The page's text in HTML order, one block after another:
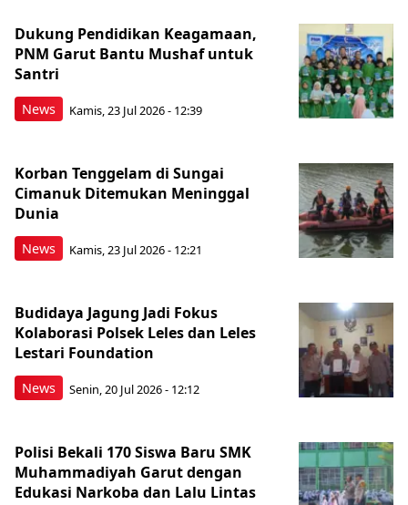
News
Dukung Pendidikan Keagamaan,
PNM Garut Bantu Mushaf untuk
Santri
Kamis, 23 Jul 2026 - 12:39
News
Korban Tenggelam di Sungai
Cimanuk Ditemukan Meninggal
Dunia
Kamis, 23 Jul 2026 - 12:21
News
Budidaya Jagung Jadi Fokus
Kolaborasi Polsek Leles dan Leles
Lestari Foundation
Senin, 20 Jul 2026 - 12:12
Polisi Bekali 170 Siswa Baru SMK
Muhammadiyah Garut dengan
Edukasi Narkoba dan Lalu Lintas